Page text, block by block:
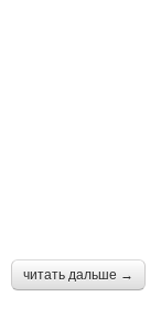
читать дальше →